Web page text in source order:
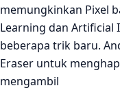
memungkinkan Pixel
Learning dan Artificial
beberapa trik baru.
Eraser untuk
mengambil